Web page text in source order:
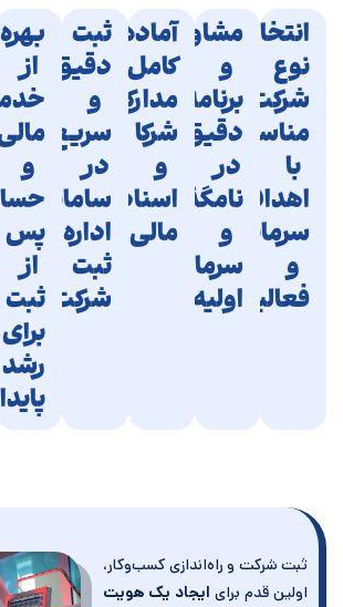
انتخاب
نوع
شرکت
مناسب
اهداف،
سرمایه
فعالیت
مشاوره
برنامه‌ریزی
دقیق
در
نامگذاری
سرمایه
اولیه
آماده‌سازی
کامل
مدارک
شرکا
اسناد
مالی
ثبت
دقیق
سریع
در
سامانه
اداره
ثبت
شرکت‌ها
مالی
پس
ثبت
برای
رشد
پایدار
ثبت شرکت و راه‌اندازی کسب‌وکار،
اولین قدم برایایجاد یک هویت